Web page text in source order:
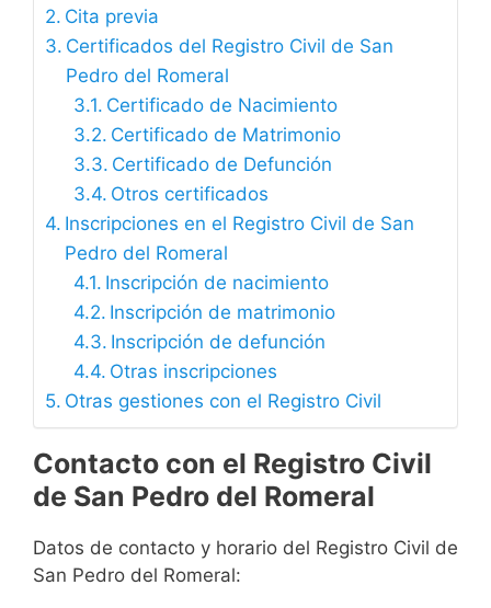
Cita previa
Certificados del Registro Civil de San
Pedro del Romeral
Certificado de Nacimiento
Certificado de Matrimonio
Certificado de Defunción
Otros certificados
Inscripciones en el Registro Civil de San
Pedro del Romeral
Inscripción de nacimiento
Inscripción de matrimonio
Inscripción de defunción
Otras inscripciones
Otras gestiones con el Registro Civil
Contacto con el Registro Civil
de San Pedro del Romeral
Datos de contacto y horario del Registro Civil de
San Pedro del Romeral: